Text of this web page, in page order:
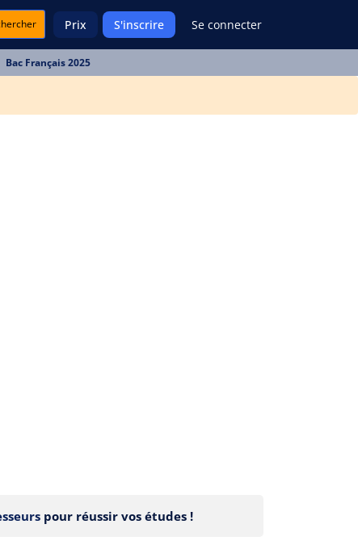
Prix S'inscrire Se connecter
Bac Français 2025
pour réussir vos études !